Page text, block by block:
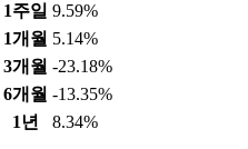
1주일 9.59%
1개월 5.14%
3개월 -23.18%
6개월 -13.35%
1년
8.34%